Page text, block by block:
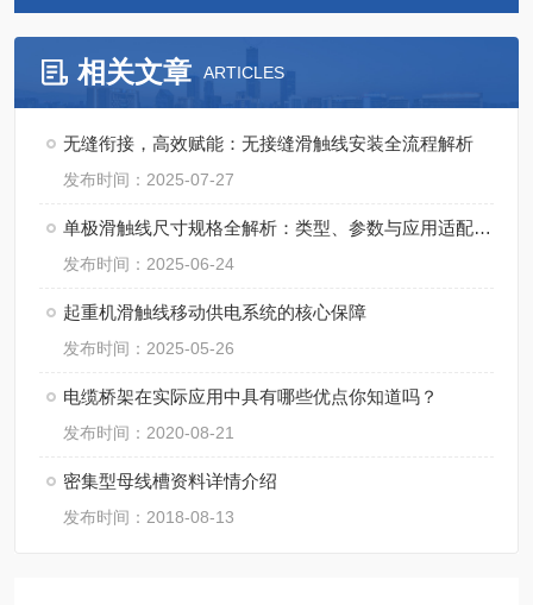
相关文章 ARTICLES
无缝衔接，高效赋能：无接缝滑触线安装全流程解析
发布时间：2025-07-27
单极滑触线尺寸规格全解析：类型、参数与应用适配指南
发布时间：2025-06-24
起重机滑触线移动供电系统的核心保障
发布时间：2025-05-26
电缆桥架在实际应用中具有哪些优点你知道吗？
发布时间：2020-08-21
密集型母线槽资料详情介绍
发布时间：2018-08-13